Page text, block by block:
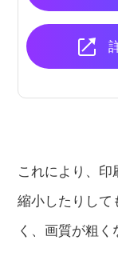
これにより、印
縮小したりして
く、画質が粗く